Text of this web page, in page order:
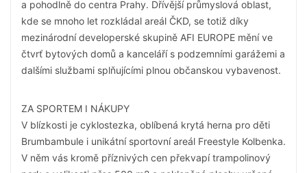
a pohodlně do centra Prahy. Dřívější průmyslová oblast,
kde se mnoho let rozkládal areál ČKD, se totiž díky
mezinárodní developerské skupině AFI EUROPE mění ve
čtvrť bytových domů a kanceláří s podzemními garážemi a
dalšími službami splňujícími plnou občanskou vybavenost.
ZA SPORTEM I NÁKUPY
V blízkosti je cyklostezka, oblíbená krytá herna pro děti
Brumbambule i unikátní sportovní areál Freestyle Kolbenka.
V něm vás kromě příznivých cen překvapí trampolinový